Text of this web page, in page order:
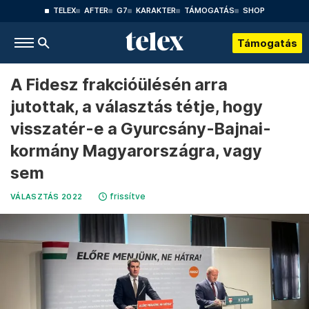
TELEX AFTER G7 KARAKTER TÁMOGATÁS SHOP
Támogatás
A Fidesz frakcióülésén arra
jutottak, a választás tétje, hogy
visszatér-e a Gyurcsány-Bajnai-
kormány Magyarországra, vagy
sem
VÁLASZTÁS 2022 frissítve